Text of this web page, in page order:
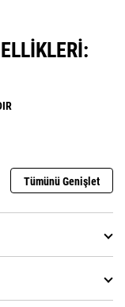
Tümünü Genişlet